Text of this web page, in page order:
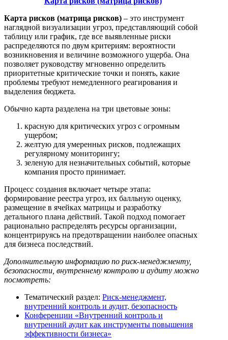
Карта рисков (матрица рисков) – это инструмент
наглядной визуализации угроз, представляющий собой
таблицу или график, где все выявленные риски
распределяются по двум критериям: вероятности
возникновения и величине возможного ущерба. Она
позволяет руководству мгновенно определить
приоритетные критические точки и понять, какие
проблемы требуют немедленного реагирования и
выделения бюджета.
Обычно карта разделена на три цветовые зоны:
красную для критических угроз с огромным
ущербом;
желтую для умеренных рисков, подлежащих
регулярному мониторингу;
зеленую для незначительных событий, которые
компания просто принимает.
Процесс создания включает четыре этапа:
формирование реестра угроз, их балльную оценку,
размещение в ячейках матрицы и разработку
детального плана действий. Такой подход помогает
рационально распределять ресурсы организации,
концентрируясь на предотвращении наиболее опасных
для бизнеса последствий.
Дополнительную информацию по риск-менеджменту,
безопасности, внутреннему контролю и аудиту можно
посмотреть:
Тематический раздел: Риск-менеджмент,
внутренний контроль и аудит, безопасность
Конференции «Внутренний контроль и
внутренний аудит как инструменты повышения
эффективности бизнеса»